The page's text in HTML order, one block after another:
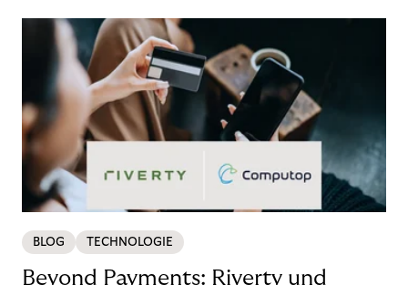
BLOG TECHNOLOGIE
Beyond Payments: Riverty und